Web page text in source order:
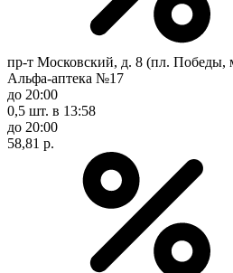
пр-т Московский, д. 8 (пл. Победы,
Альфа-аптека №17
до 20:00
0,5 шт. в 13:58
до 20:00
58,81 р.